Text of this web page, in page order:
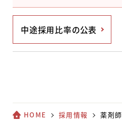
中途採用比率の公表
HOME 採用情報 薬剤師